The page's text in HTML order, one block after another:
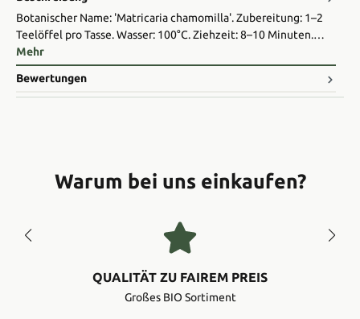
Botanischer Name: 'Matricaria chamomilla'. Zubereitung: 1–2
Teelöffel pro Tasse. Wasser: 100°C. Ziehzeit: 8–10 Minuten.…
Mehr
Bewertungen
Warum bei uns einkaufen?
QUALITÄT ZU FAIREM PREIS
Großes BIO Sortiment